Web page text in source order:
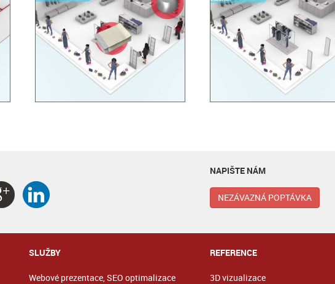
NAPIŠTE NÁM
NEZÁVAZNÁ POPTÁVKA
SLUŽBY
Webové prezentace, SEO optimalizace
REFERENCE
3D vizualizace